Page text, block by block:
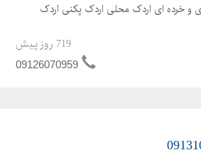
و خرده ای اردک محلی اردک پکنی اردک
719 روز پیش
09126070959